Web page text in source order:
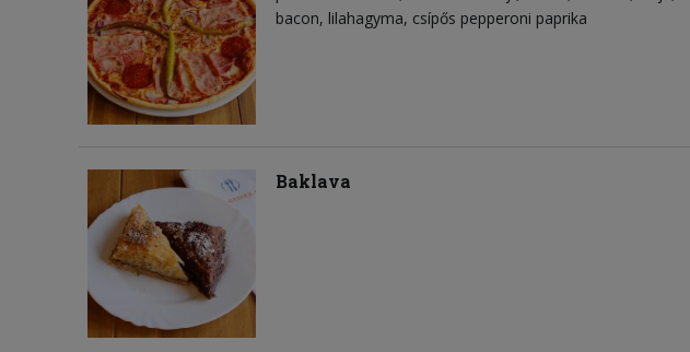
bacon lilahagyma csípős pepperoni paprika
Baklava